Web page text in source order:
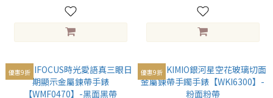
優惠9折 優惠9折